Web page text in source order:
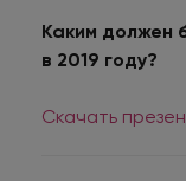
Каким должен
в 2019 году?
Скачать